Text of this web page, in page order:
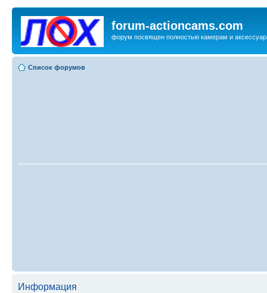
forum-actioncams.com
форум посвящен полностью камерам и
Список форумов
Информация